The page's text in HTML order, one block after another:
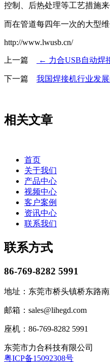
控制、后热处理等工艺措施来
而在管道每四年一次的大型
http://www.lwusb.cn/
上一篇 ← 力合USB自动焊
下一篇 我国焊接机行业发
相关文章
首页
关于我们
产品中心
视频中心
客户案例
资讯中心
联系我们
联系方式
86-769-8282 5991
地址：东莞市桥头镇桥东路
邮箱：sales@lihegd.com
座机：86-769-8282 5991
东莞市力合科技有限公司
粤ICP备15092308号